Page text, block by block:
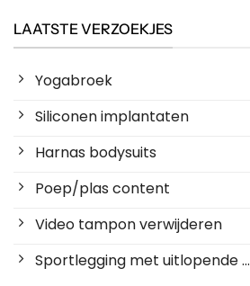
LAATSTE VERZOEKJES
Yogabroek
Siliconen implantaten
Harnas bodysuits
Poep/plas content
Video tampon verwijderen
Sportlegging met uitlopende ...